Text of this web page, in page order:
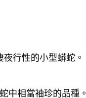
行性的小型蟒蛇。
中相當袖珍的品種。